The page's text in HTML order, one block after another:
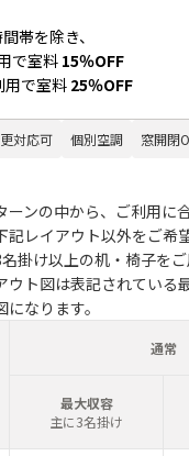
帯を除き、
で室料15％OFF
用で室料 25％OFF
対応可 個別空調 窓開閉
ンの中から、ご利用に
レイアウト以外をご希
掛け以上の机・椅子をご
ト図は表記されている
なります。
通常
最大収容
主に3名掛け